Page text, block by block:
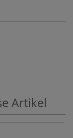
Artikel